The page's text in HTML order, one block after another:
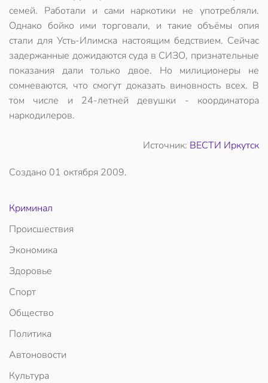
семей. Работали и сами наркотики не употребляли.
Однако бойко ими торговали, и такие объёмы опия
стали для Усть-Илимска настоящим бедствием. Сейчас
задержанные дожидаются суда в СИЗО, признательные
показания дали только двое. Но милиционеры не
сомневаются, что смогут доказать виновность всех. В
том числе и 24-летней девушки - координатора
наркодилеров.
Источник: ВЕСТИ Иркутск
Создано 01 октября 2009.
Криминал
Происшествия
Экономика
Здоровье
Спорт
Общество
Политика
Автоновости
Культура